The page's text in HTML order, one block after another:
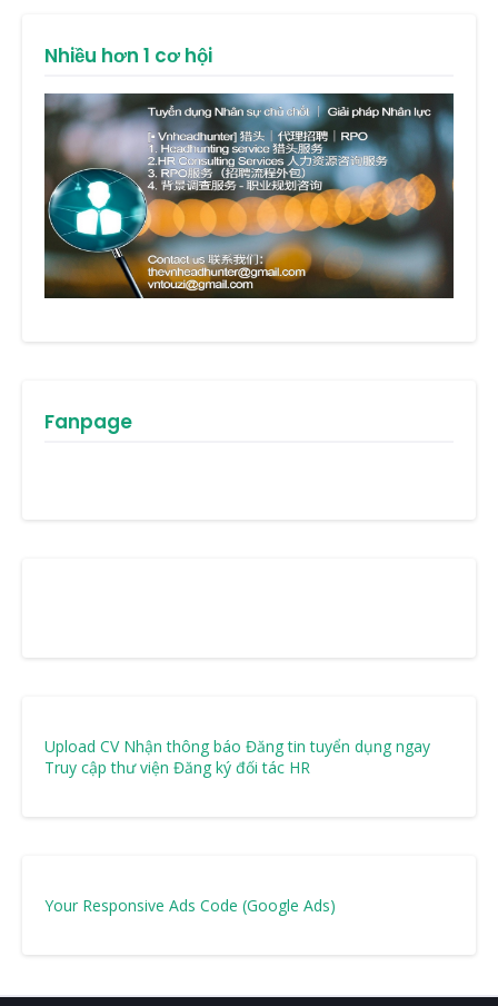
Nhiều hơn 1 cơ hội
Fanpage
Upload CV Nhận thông báo Đăng tin tuyển dụng ngay
Truy cập thư viện Đăng ký đối tác HR
Your Responsive Ads Code (Google Ads)